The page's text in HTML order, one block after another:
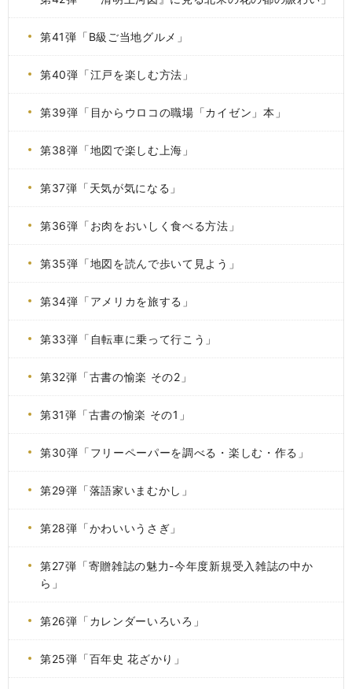
第41弾「B級ご当地グルメ」
第40弾「江戸を楽しむ方法」
第39弾「目からウロコの職場「カイゼン」本」
第38弾「地図で楽しむ上海」
第37弾「天気が気になる」
第36弾「お肉をおいしく食べる方法」
第35弾「地図を読んで歩いて見よう」
第34弾「アメリカを旅する」
第33弾「自転車に乗って行こう」
第32弾「古書の愉楽 その2」
第31弾「古書の愉楽 その1」
第30弾「フリーペーパーを調べる・楽しむ・作る」
第29弾「落語家いまむかし」
第28弾「かわいいうさぎ」
第27弾「寄贈雑誌の魅力-今年度新規受入雑誌の中か
ら」
第26弾「カレンダーいろいろ」
第25弾「百年史 花ざかり」